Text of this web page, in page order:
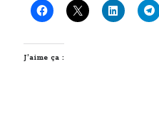
J’aime ça :